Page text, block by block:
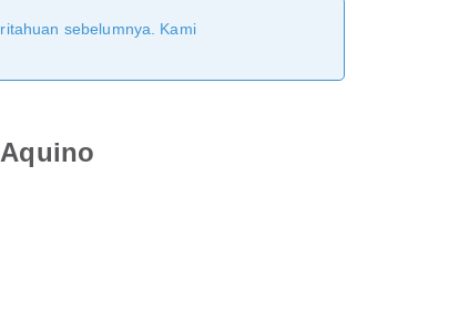
sebelumnya. Kami